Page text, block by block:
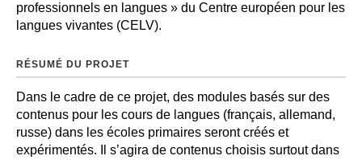
professionnels en langues » du Centre européen pour les
langues vivantes (CELV).
RÉSUMÉ DU PROJET
Dans le cadre de ce projet, des modules basés sur des
contenus pour les cours de langues (français, allemand,
russe) dans les écoles primaires seront créés et
expérimentés. Il s’agira de contenus choisis surtout dans